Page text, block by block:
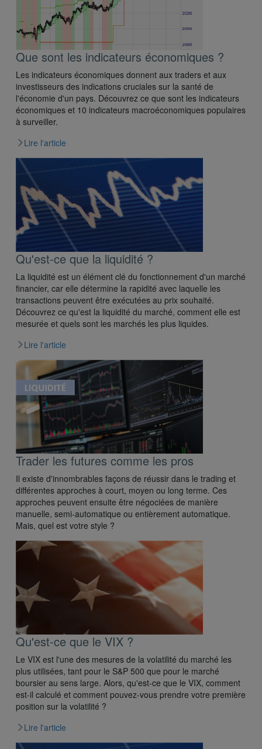
Que sont les indicateurs économiques ?
Les indicateurs économiques donnent aux traders et aux
investisseurs des indications cruciales sur la santé de
l'économie d'un pays. Découvrez ce que sont les indicateurs
économiques et 10 indicateurs macroéconomiques populaires
à surveiller.
Lire l'article
Qu'est-ce que la liquidité ?
La liquidité est un élément clé du fonctionnement d'un marché
financier, car elle détermine la rapidité avec laquelle les
transactions peuvent être exécutées au prix souhaité.
Découvrez ce qu'est la liquidité du marché, comment elle est
mesurée et quels sont les marchés les plus liquides.
Lire l'article
Trader les futures comme les pros
Il existe d'innombrables façons de réussir dans le trading et
différentes approches à court, moyen ou long terme. Ces
approches peuvent ensuite être négociées de manière
manuelle, semi-automatique ou entièrement automatique.
Mais, quel est votre style ?
Qu'est-ce que le VIX ?
Le VIX est l'une des mesures de la volatilité du marché les
plus utilisées, tant pour le S&P 500 que pour le marché
boursier au sens large. Alors, qu'est-ce que le VIX, comment
est-il calculé et comment pouvez-vous prendre votre première
position sur la volatilité ?
Lire l'article